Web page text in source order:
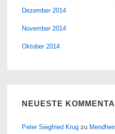
Dezember 2014
November 2014
Oktober 2014
NEUESTE
Peter Siegfried Krug zu